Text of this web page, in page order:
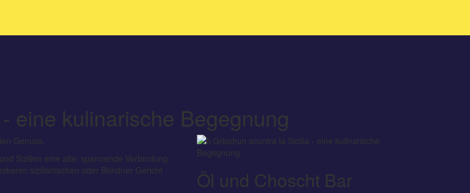
eine kulinarische Begegnung
Genuss.
Sizilien eine alte, spannende Verbindung
sizilianischen oder Bündner Gericht
Öl und Choscht Bar